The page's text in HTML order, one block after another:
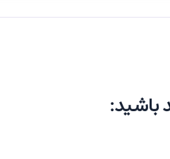
باشید: